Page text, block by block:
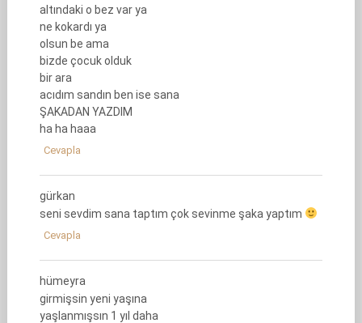
altındaki o bez var ya
ne kokardı ya
olsun be ama
bizde çocuk olduk
bir ara
acıdım sandın ben ise sana
ŞAKADAN YAZDIM
ha ha haaa
Cevapla
gürkan
seni sevdim sana taptım çok sevinme şaka yaptım
Cevapla
hümeyra
girmişsin yeni yaşına
yaşlanmışsın 1 yıl daha